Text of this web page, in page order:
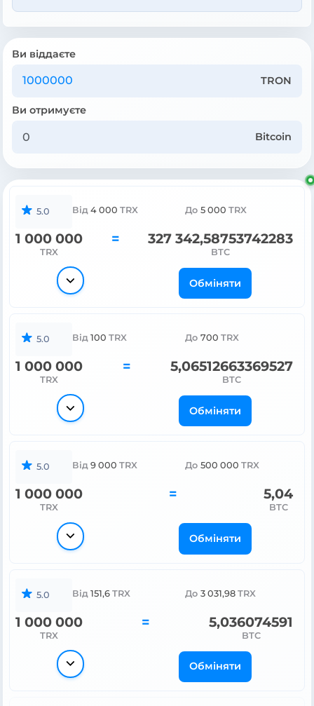
Ви віддаєте
TRON
Ви отримуєте
Bitcoin
5.0 Від 4 000 TRX До 5 000 TRX
1 000 000
TRX
= 327 342,58753742283
BTC
Обміняти
5.0 Від 100 TRX До 700 TRX
1 000 000
TRX
= 5,06512663369527
BTC
Обміняти
5.0 Від 9 000 TRX До 500 000 TRX
1 000 000
TRX
= 5,04
BTC
Обміняти
5.0 Від 151,6 TRX До 3 031,98 TRX
1 000 000
TRX
= 5,036074591
BTC
Обміняти